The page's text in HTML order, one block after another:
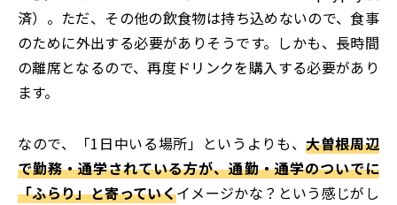
済）。ただ、その他の飲食物は持ち込めないので、食事
のために外出する必要がありそうです。しかも、長時間
の離席となるので、再度ドリンクを購入する必要があり
ます。
なので、「1日中いる場所」というよりも、大曽根周辺
で勤務・通学されている方が、通勤・通学のついでに
「ふらり」と寄っていくイメージかな？という感じがし